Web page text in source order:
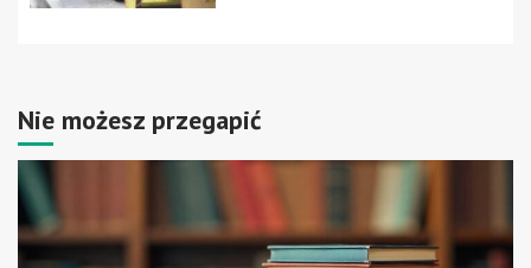
Nie możesz przegapić